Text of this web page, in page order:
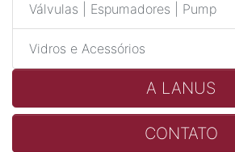
Válvulas | Espumadores | Pump
Vidros e Acessórios
A LANUS
CONTATO